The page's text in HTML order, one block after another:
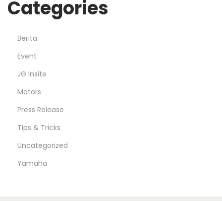
Categories
Berita
Event
JG Insite
Motors
Press Release
Tips & Tricks
Uncategorized
Yamaha